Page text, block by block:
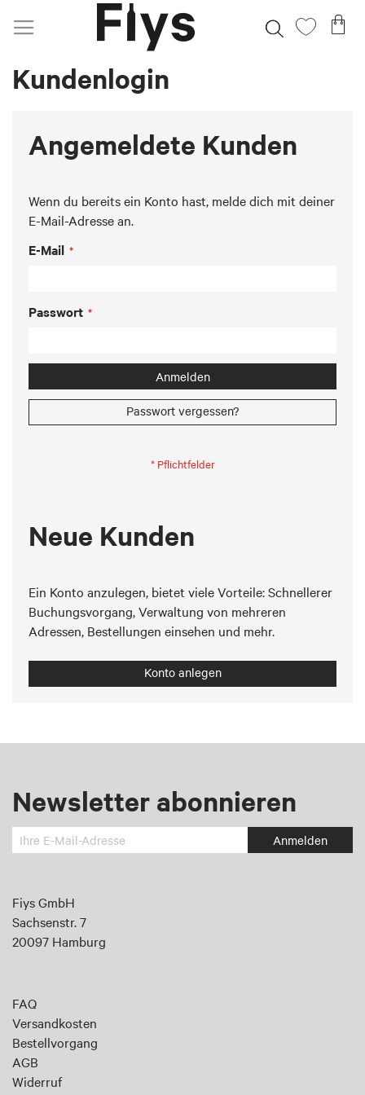
zum
Mein
Suche
Kundenlogin
Angemeldete Kunden
Wenn du bereits ein Konto hast, melde dich mit deiner
E-Mail-Adresse an.
E-Mail
Passwort
Anmelden
Passwort vergessen?
Neue Kunden
Ein Konto anzulegen, bietet viele Vorteile: Schnellerer
Buchungsvorgang, Verwaltung von mehreren
Adressen, Bestellungen einsehen und mehr.
Konto anlegen
Newsletter abonnieren
Melden
Sie
an
für
unseren
Newsletter:
Anmelden
Fiys GmbH
Sachsenstr. 7
20097 Hamburg
FAQ
Versandkosten
Bestellvorgang
AGB
Widerruf